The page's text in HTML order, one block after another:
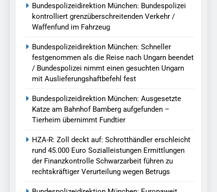
Bundespolizeidirektion München: Bundespolizei
kontrolliert grenzüberschreitenden Verkehr /
Waffenfund im Fahrzeug
Bundespolizeidirektion München: Schneller
festgenommen als die Reise nach Ungarn beendet
/ Bundespolizei nimmt einen gesuchten Ungarn
mit Auslieferungshaftbefehl fest
Bundespolizeidirektion München: Ausgesetzte
Katze am Bahnhof Bamberg aufgefunden –
Tierheim übernimmt Fundtier
HZA-R: Zoll deckt auf: Schrotthändler erschleicht
rund 45.000 Euro Sozialleistungen Ermittlungen
der Finanzkontrolle Schwarzarbeit führen zu
rechtskräftiger Verurteilung wegen Betrugs